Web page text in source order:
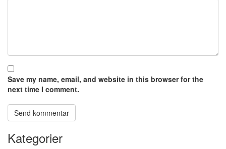
Save my name, email, and website in this browser for the
next time I comment.
Kategorier